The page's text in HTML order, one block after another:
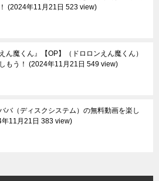
2024年11月21日 523 view
ん魔くん』【OP】（ドロロンえん魔くん）
もう！
2024年11月21日 549 view
バ（ディスクシステム）の無料動画を楽し
11月21日 383 view